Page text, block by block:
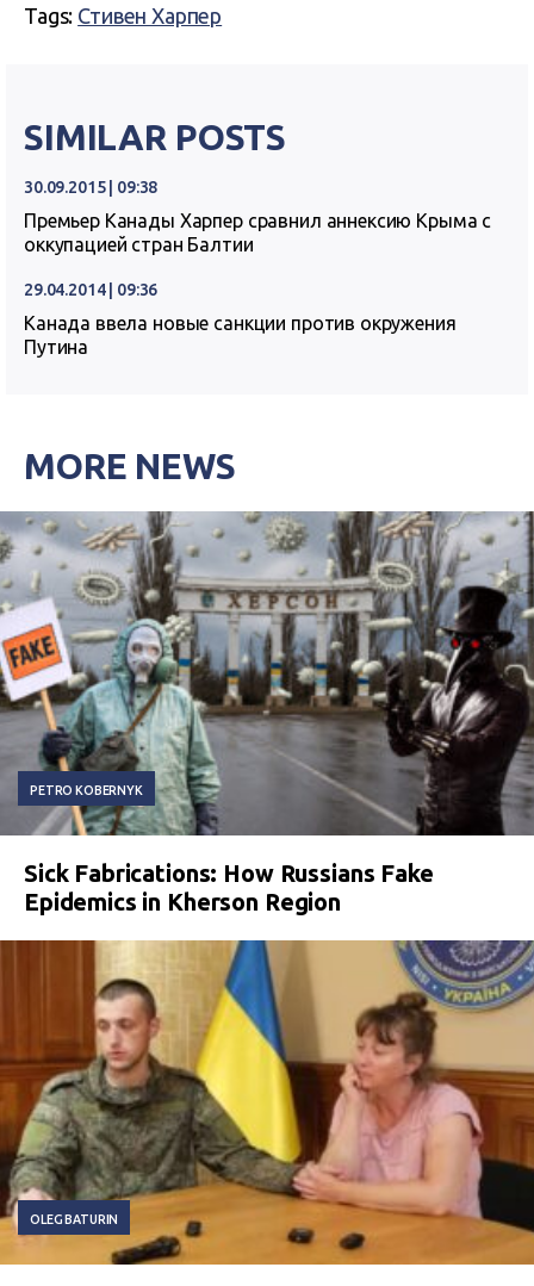
Tags: Стивен Харпер
SIMILAR POSTS
30.09.2015 | 09:38
Премьер Канады Харпер сравнил аннексию Крыма с
оккупацией стран Балтии
29.04.2014 | 09:36
Канада ввела новые санкции против окружения
Путина
MORE NEWS
PETRO KOBERNYK
Sick Fabrications: How Russians Fake
Epidemics in Kherson Region
OLEG BATURIN